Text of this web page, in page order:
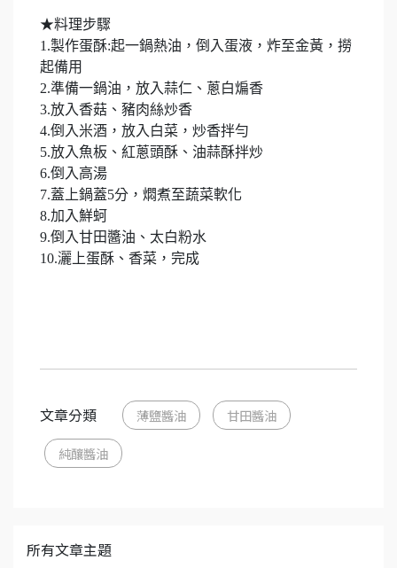
★料理步驟
1.製作蛋酥:起一鍋熱油，倒入蛋液，炸至金黃，撈
起備用
2.準備一鍋油，放入蒜仁、蔥白煸香
3.放入香菇、豬肉絲炒香
4.倒入米酒，放入白菜，炒香拌勻
5.放入魚板、紅蔥頭酥、油蒜酥拌炒
6.倒入高湯
7.蓋上鍋蓋5分，燜煮至蔬菜軟化
8.加入鮮蚵
9.倒入甘田醬油、太白粉水
10.灑上蛋酥、香菜，完成
文章分類 薄鹽醬油 甘田醬油
純釀醬油
所有文章主題